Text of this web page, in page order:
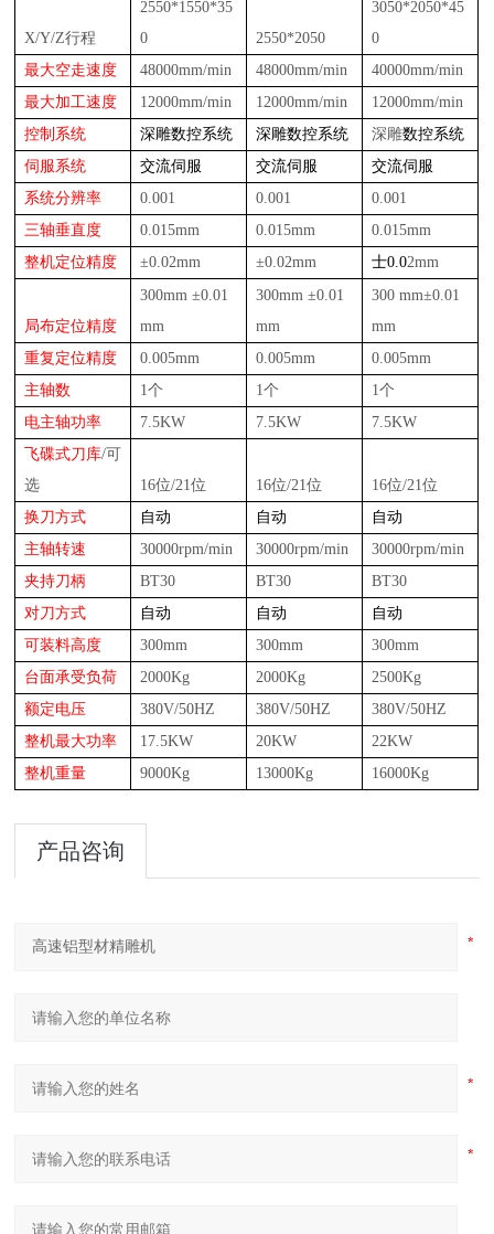
X/Y/Z行程
2550*1550*35
0
2550*2050
3050*2050*45
0
最大空走速度
48000mm/min 48000mm/min 40000mm/min
最大加工速度
12000mm/min 12000mm/min
12000mm/min
控制系统
深雕数控系统 深雕数控系统 深雕数控系统
伺服系统
交流伺服 交流伺服
交流伺服
系统分辨率
0.001 0.001
0.001
三轴垂直度
0.015mm 0.015mm
0.015mm
整机定位精度
±0.02mm ±0.02mm 士0.02mm
局布定位精度
300mm ±0.01
mm
300mm ±0.01
mm
300 mm±0.01
mm
重复定位精度
0.005mm 0.005mm 0.005mm
主轴数
1个 1个
1个
电主轴功率 7.5KW 7.5KW 7.5KW
飞碟式刀库/可
选
16位/21位 16位/21位
16位/21位
换刀方式
自动 自动
自动
主轴转速
30000rpm/min 30000rpm/min 30000rpm/min
夹持刀柄
BT30 BT30 BT30
对刀方式
自动 自动
自动
可装料高度
300mm 300mm 300mm
台面承受负荷
2000Kg 2000Kg 2500Kg
额定电压
380V/50HZ 380V/50HZ 380V/50HZ
整机最大功率
17.5KW 20KW 22KW
整机重量
9000Kg 13000Kg 16000Kg
产品咨询